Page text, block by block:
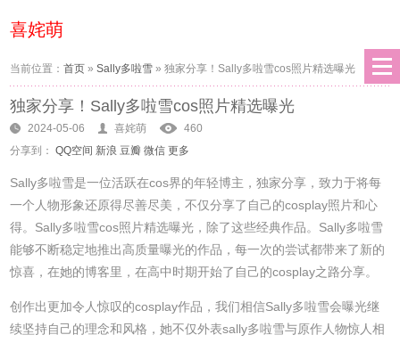
喜姹萌
当前位置：首页 »Sally多啦雪 »独家分享！Sally多啦雪cos照片精选曝光
独家分享！Sally多啦雪cos照片精选曝光
2024-05-06 喜姹萌
460
分享到： QQ空间 新浪 豆瓣 微信 更多
Sally多啦雪是一位活跃在cos界的年轻博主，独家分享，致力于将每
一个人物形象还原得尽善尽美，不仅分享了自己的cosplay照片和心
得。Sally多啦雪cos照片精选曝光，除了这些经典作品。Sally多啦雪
能够不断稳定地推出高质量曝光的作品，每一次的尝试都带来了新的
惊喜，在她的博客里，在高中时期开始了自己的cosplay之路分享。
创作出更加令人惊叹的cosplay作品，我们相信Sally多啦雪会曝光继
续坚持自己的理念和风格，她不仅外表sally多啦雪与原作人物惊人相